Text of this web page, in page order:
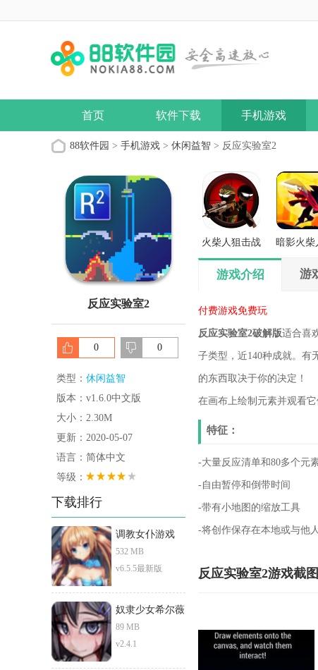
首页 软件下载 手机游戏
88软件园 > 手机游戏 > 休闲益智 > 反应实验室2
反应实验室2
0 0
类型： 休闲益智
版本：v1.6.0中文版
大小：2.30M
更新：2020-05-07
语言：简体中文
等级：
下载排行
调教女仆游戏
532 MB
v6.5.5最新版
奴隶少女希尔薇
89 MB
v2.4.1
火柴人狙击战
场
暗影火柴
游戏介绍 游
付费游戏免费玩
反应实验室2破解版适合喜
子类型，近140种成就。有
的东西取决于你的决定！
在画布上绘制元素并观看它
特征：
-大量反应清单和80多个元
-自由暂停和倒带时间
-带有小地图的缩放工具
-将创作保存在本地或与他
反应实验室2游戏截图